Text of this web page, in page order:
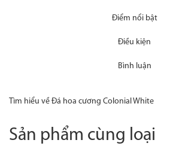
Điểm nổi bật
Điều kiện
Bình luận
Tìm hiểu về Đá hoa cương Colonial White
Sản phẩm cùng loại